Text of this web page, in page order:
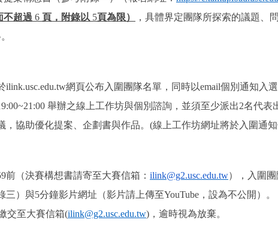
不超過 6 頁，附錄以 5頁為限） ，具體界定團隊所探索的議題、
ilink.usc.edu.tw網頁公布入圍團隊名單，同時以email個別通知入選
舉辦之線上工作坊與個別諮詢，並須至少派出2名代表
協助優化提案、企劃書與作品。 (線上工作坊網址將於入圍通
前（決賽構想書請寄至大賽信箱： ilink@g2.usc.edu.tw），入圍
三）與5分鐘影片網址（影片請上傳至YouTube ，設為不公開）。
交至大賽信箱(ilink@g2.usc.edu.tw) ，逾時視為放棄。